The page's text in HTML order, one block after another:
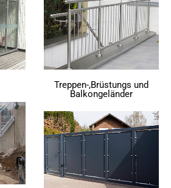
Treppen-,Brüstungs und
Balkongeländer